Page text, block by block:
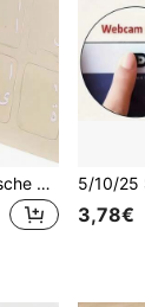
2 Stück ergonomische arabische Tastaturaufkleber, geeignet für Computer, Laptop und Desktop, Standard-Arabisch-Buchstabenlayout, langanhaltend rutschfester Klebstoff, leicht abziehbar ohne Rückstände, klare und lesbare Buchstaben
3,78€